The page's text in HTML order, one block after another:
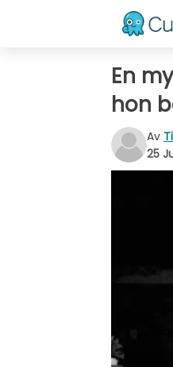
En
hon
Av
25